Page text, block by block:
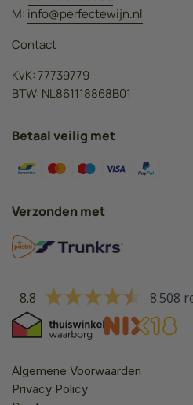
M: info@perfectewijn.nl
Contact
KvK: 77739779
BTW: NL861118868B01
Betaal veilig met
Verzonden met
8.8 8.508
Algemene Voorwaarden
Privacy Policy